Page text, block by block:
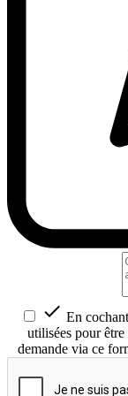
 En
utilisées pour
demande via ce